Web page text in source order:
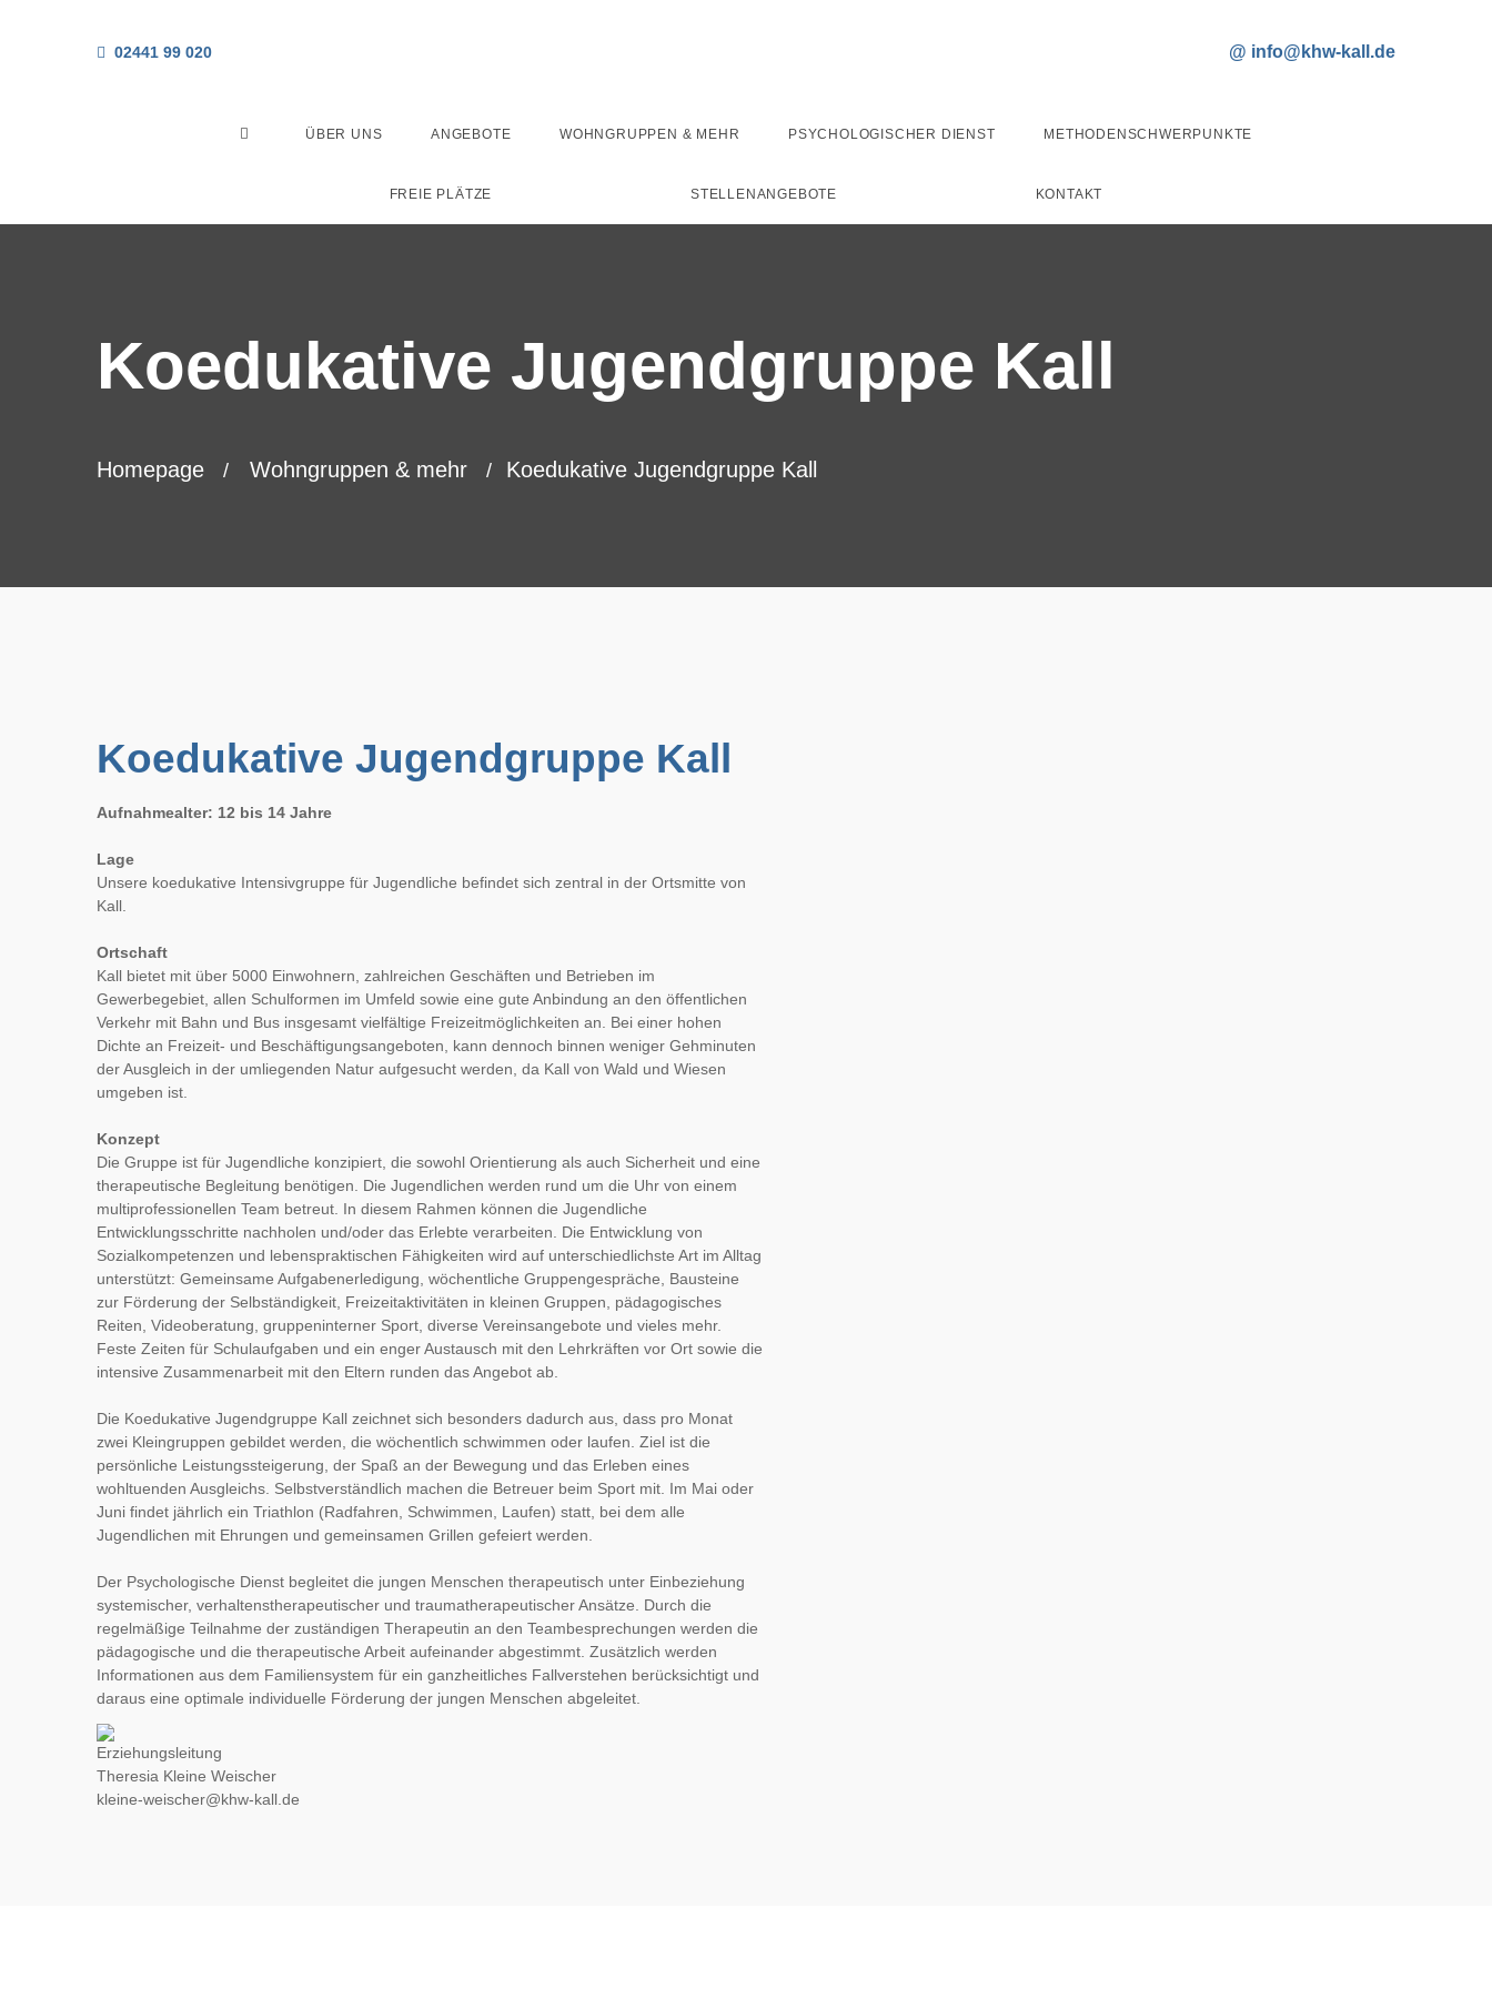
02441 99 020
ÜBER UNS ANGEBOTE WOHNGRUPPEN & MEHR PSYCHOLOGISCHER DIENST METHODENSCHWERPUNKTE
FREIE PLÄTZE STELLENANGEBOTE KONTAKT
Koedukative Jugendgruppe Kall
Homepage Wohngruppen & mehr Koedukative Jugendgruppe Kall
Koedukative Jugendgruppe Kall
Aufnahmealter: 12 bis 14 Jahre
Lage
Unsere koedukative Intensivgruppe für Jugendliche befindet sich zentral in der Ortsmitte von
Kall.
Ortschaft
Kall bietet mit über 5000 Einwohnern, zahlreichen Geschäften und Betrieben im
Gewerbegebiet, allen Schulformen im Umfeld sowie eine gute Anbindung an den öffentlichen
Verkehr mit Bahn und Bus insgesamt vielfältige Freizeitmöglichkeiten an. Bei einer hohen
Dichte an Freizeit- und Beschäftigungsangeboten, kann dennoch binnen weniger Gehminuten
der Ausgleich in der umliegenden Natur aufgesucht werden, da Kall von Wald und Wiesen
umgeben ist.
Konzept
Die Gruppe ist für Jugendliche konzipiert, die sowohl Orientierung als auch Sicherheit und eine
therapeutische Begleitung benötigen. Die Jugendlichen werden rund um die Uhr von einem
multiprofessionellen Team betreut. In diesem Rahmen können die Jugendliche
Entwicklungsschritte nachholen und/oder das Erlebte verarbeiten. Die Entwicklung von
Sozialkompetenzen und lebenspraktischen Fähigkeiten wird auf unterschiedlichste Art im Alltag
unterstützt: Gemeinsame Aufgabenerledigung, wöchentliche Gruppengespräche, Bausteine
zur Förderung der Selbständigkeit, Freizeitaktivitäten in kleinen Gruppen, pädagogisches
Reiten, Videoberatung, gruppeninterner Sport, diverse Vereinsangebote und vieles mehr.
Feste Zeiten für Schulaufgaben und ein enger Austausch mit den Lehrkräften vor Ort sowie die
intensive Zusammenarbeit mit den Eltern runden das Angebot ab.
Die Koedukative Jugendgruppe Kall zeichnet sich besonders dadurch aus, dass pro Monat
zwei Kleingruppen gebildet werden, die wöchentlich schwimmen oder laufen. Ziel ist die
persönliche Leistungssteigerung, der Spaß an der Bewegung und das Erleben eines
wohltuenden Ausgleichs. Selbstverständlich machen die Betreuer beim Sport mit. Im Mai oder
Juni findet jährlich ein Triathlon (Radfahren, Schwimmen, Laufen) statt, bei dem alle
Jugendlichen mit Ehrungen und gemeinsamen Grillen gefeiert werden.
Der Psychologische Dienst begleitet die jungen Menschen therapeutisch unter Einbeziehung
systemischer, verhaltenstherapeutischer und traumatherapeutischer Ansätze. Durch die
regelmäßige Teilnahme der zuständigen Therapeutin an den Teambesprechungen werden die
pädagogische und die therapeutische Arbeit aufeinander abgestimmt. Zusätzlich werden
Informationen aus dem Familiensystem für ein ganzheitliches Fallverstehen berücksichtigt und
daraus eine optimale individuelle Förderung der jungen Menschen abgeleitet.
Erziehungsleitung
Theresia Kleine Weischer
kleine-weischer@khw-kall.de